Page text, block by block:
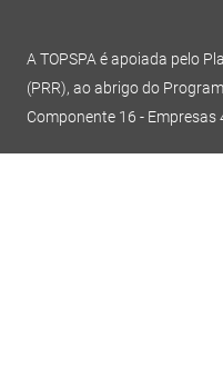
A TOPSPA é apoiada pelo
(PRR), ao abrigo do
Componente 16 - Empresas